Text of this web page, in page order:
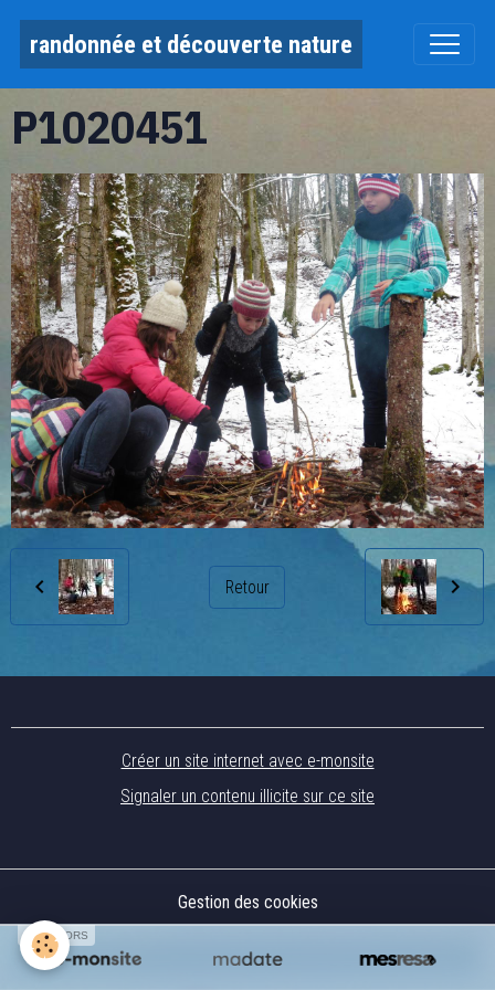
randonnée et découverte nature
P1020451
Retour
Créer un site internet avec e-monsite
Signaler un contenu illicite sur ce site
Gestion des cookies
SPONSORS